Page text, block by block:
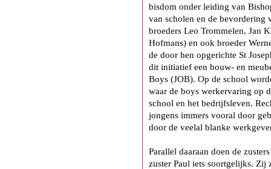
bisdom onder leiding van
van scholen en de bevordering
broeders Leo Trommelen, Jan
Hofmans) en ook broeder
de door hen opgerichte St
dit initiatief een bouw- en
Boys (JOB). Op de school
waar de boys werkervaring op
school en het bedrijfsleven.
jongens immers vooral door
door de veelal blanke
Parallel daaraan doen de
zuster Paul iets soortgelijks. Zij